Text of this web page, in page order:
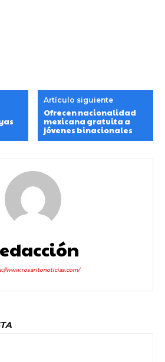
Artículo siguiente
Ofrecen nacionalidad
mexicana gratuita a
jóvenes binacionales
www.rosaritonoticias.com/